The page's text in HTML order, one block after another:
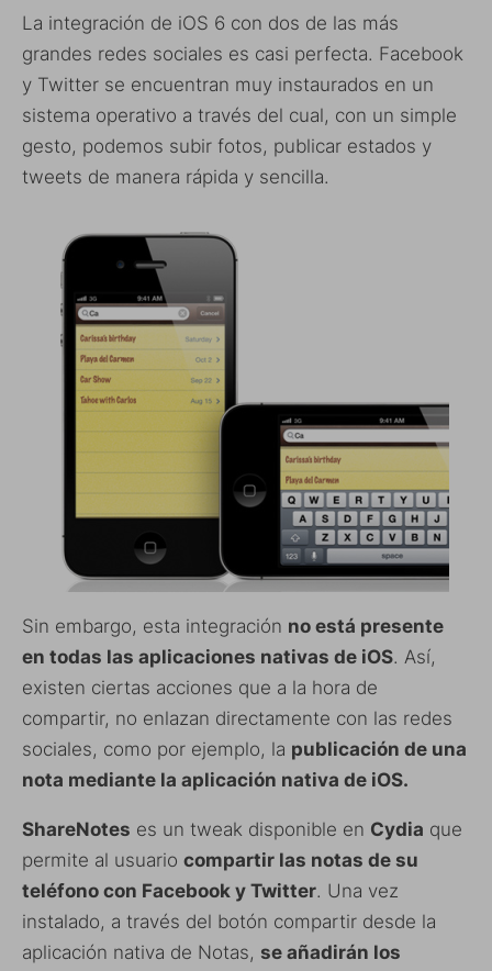
La integración de iOS 6 con dos de las más
grandes redes sociales es casi perfecta. Facebook
y Twitter se encuentran muy instaurados en un
sistema operativo a través del cual, con un simple
gesto, podemos subir fotos, publicar estados y
tweets de manera rápida y sencilla.
Sin embargo, esta integración no está presente
en todas las aplicaciones nativas de iOS. Así,
existen ciertas acciones que a la hora de
compartir, no enlazan directamente con las redes
sociales, como por ejemplo, la publicación de una
nota mediante la aplicación nativa de iOS.
ShareNotes es un tweak disponible en Cydia que
permite al usuario compartir las notas de su
teléfono con Facebook y Twitter. Una vez
instalado, a través del botón compartir desde la
aplicación nativa de Notas, se añadirán los